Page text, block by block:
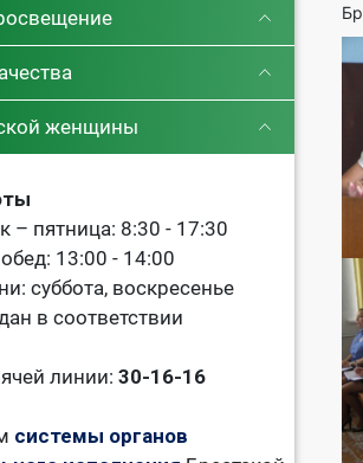
женщины
– пятница: 8:30 - 17:30
13:00 - 14:00
суббота, воскресенье
в соответствии
линии: 30-16-16
системы органов